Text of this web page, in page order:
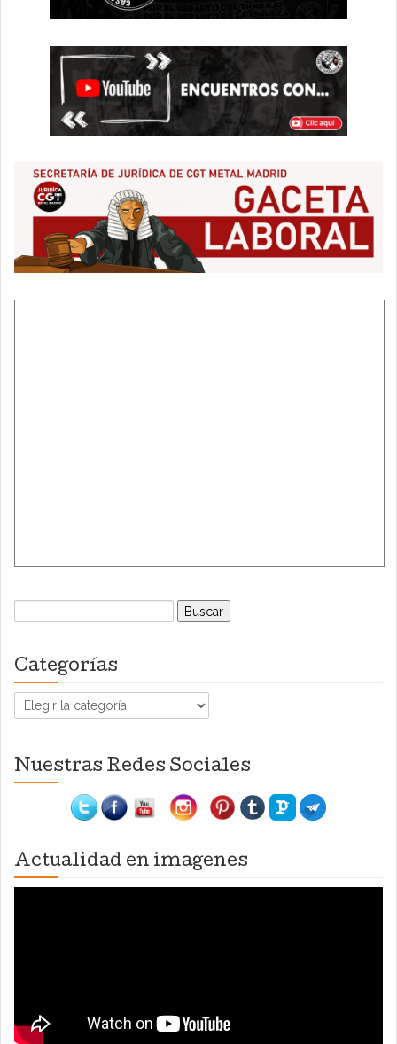
Buscar:
Categorías
Categorías
Nuestras Redes Sociales
Actualidad en imagenes